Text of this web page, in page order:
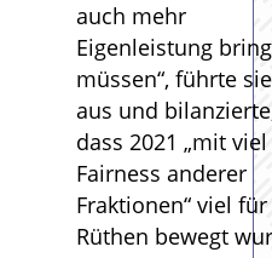
auch mehr
Eigenleistung
müssen“, führte sie
aus und
dass 2021 „mit viel
Fairness anderer
Fraktionen“ viel für
Rüthen bewegt